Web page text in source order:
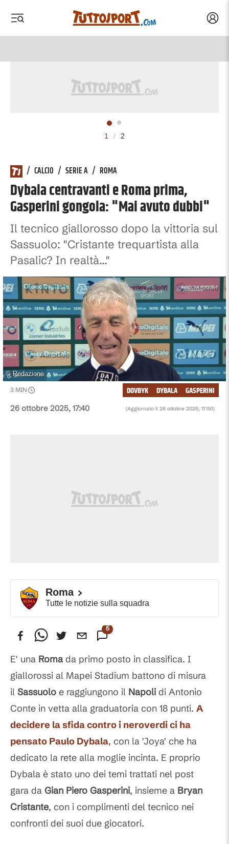
1 / 2
/ CALCIO / SERIE A / ROMA
Dybala centravanti e Roma prima,
Gasperini gongola: "Mai avuto dubbi"
Il tecnico giallorosso dopo la vittoria sul
Sassuolo: "Cristante trequartista alla
Pasalic? In realtà..."
© Redazione
26 ottobre 2025, 17:40 (Aggiornato il 26 ottobre 2025, 17:50)
3 MIN GASPERINI
DYBALA
DOVBYK
Roma
Tutte le notizie sulla squadra
5
E' una Roma da primo posto in classifica. I
giallorossi al Mapei Stadium battono di misura
il Sassuolo e raggiungono il Napoli di Antonio
Conte in vetta alla graduatoria con 18 punti. A
decidere la sfida contro i neroverdi ci ha
pensato Paulo Dybala, con la 'Joya' che ha
dedicato la rete alla moglie incinta. E proprio
Dybala è stato uno dei temi trattati nel post
gara da Gian Piero Gasperini, insieme a Bryan
Cristante, con i complimenti del tecnico nei
confronti dei suoi due giocatori.